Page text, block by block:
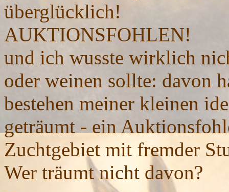
überglücklich!
AUKTIONSFOHLEN!
und ich wusste wirklich
oder weinen sollte: davon
bestehen meiner kleinen
geträumt - ein
Zuchtgebiet mit fremder
Wer träumt nicht davon?